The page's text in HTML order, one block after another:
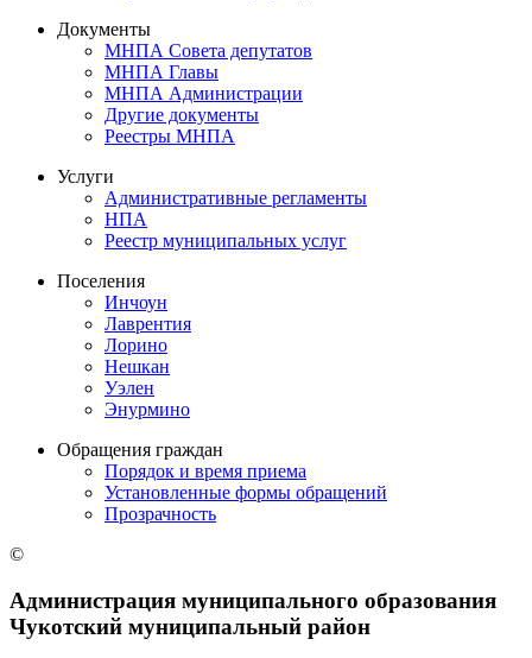
Документы
МНПА Совета депутатов
МНПА Главы
МНПА Администрации
Другие документы
Реестры МНПА
Услуги
Административные регламенты
НПА
Реестр муниципальных услуг
Поселения
Инчоун
Лаврентия
Лорино
Нешкан
Уэлен
Энурмино
Обращения граждан
Порядок и время приема
Установленные формы обращений
Прозрачность
©
Администрация муниципального образования
Чукотский муниципальный район